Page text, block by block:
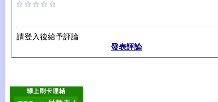
請登入後給予評論
發表評論